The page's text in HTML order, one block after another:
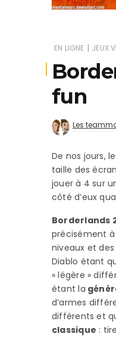
EN LIGNE | JEUX
fun
Les
De nos jours,
taille des
jouer à 4 sur
côté d’eux
Borderlands
précisément à
niveaux et
Diablo étant
« légère »
étant la
d’armes
différents et
classique :